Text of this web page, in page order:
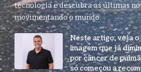
tecnologia e descubra as últimas
movimentando o mundo.
Neste artigo, veja o
imagem que já
por câncer de
só começou a